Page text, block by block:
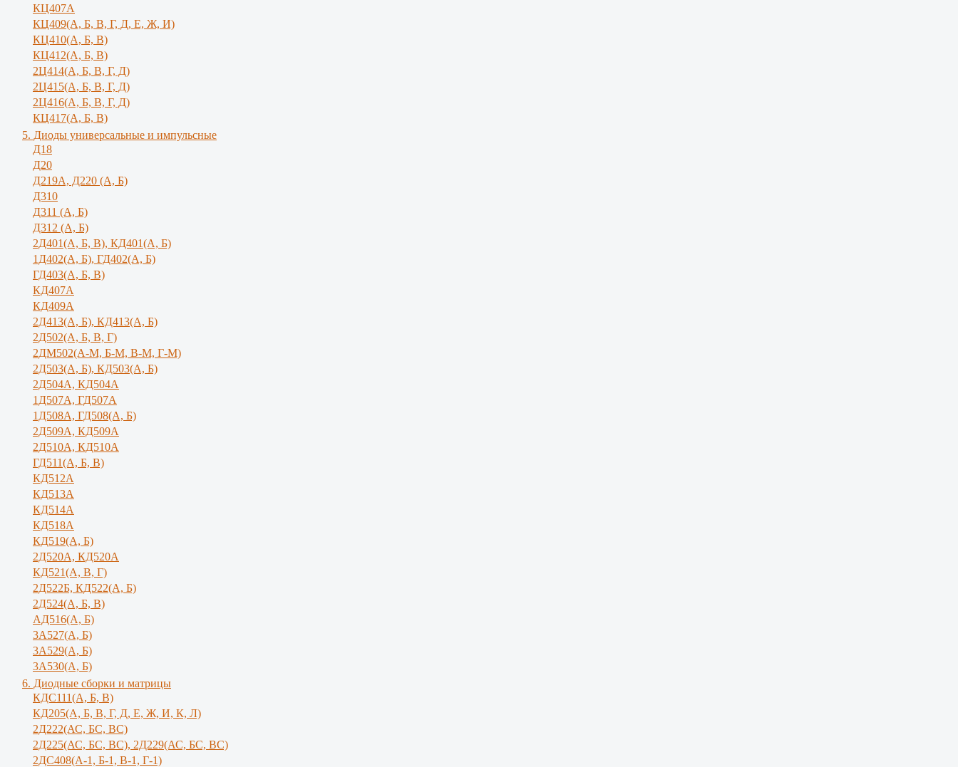
КЦ407А
КЦ409(А, Б, В, Г, Д, Е, Ж, И)
КЦ410(А, Б, В)
КЦ412(А, Б, В)
2Ц414(А, Б, В, Г, Д)
2Ц415(А, Б, В, Г, Д)
2Ц416(А, Б, В, Г, Д)
КЦ417(А, Б, В)
5. Диоды универсальные и импульсные
Д18
Д20
Д219А, Д220 (А, Б)
Д310
Д311 (А, Б)
Д312 (А, Б)
2Д401(А, Б, В), КД401(А, Б)
1Д402(А, Б), ГД402(А, Б)
ГД403(А, Б, В)
КД407А
КД409А
2Д413(А, Б), КД413(А, Б)
2Д502(А, Б, В, Г)
2ДМ502(А-М, Б-М, В-М, Г-М)
2Д503(А, Б), КД503(А, Б)
2Д504А, КД504А
1Д507А, ГД507А
1Д508А, ГД508(А, Б)
2Д509А, КД509А
2Д510А, КД510А
ГД511(А, Б, В)
КД512А
КД513А
КД514А
КД518А
КД519(А, Б)
2Д520А, КД520А
КД521(А, В, Г)
2Д522Б, КД522(А, Б)
2Д524(А, Б, В)
АД516(А, Б)
3А527(А, Б)
3А529(А, Б)
3A530(A, Б)
6. Диодные сборки и матрицы
КДС111(А, Б, B)
КД205(А, Б, В, Г, Д, Е, Ж, И, К, Л)
2Д222(АС, БС, ВС)
2Д225(АС, БС, ВС), 2Д229(АС, БС, ВС)
2ДС408(А-1, Б-1, В-1, Г-1)